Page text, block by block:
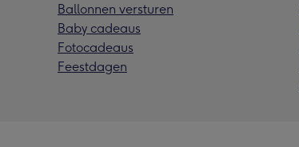
Ballonnen versturen
Baby cadeaus
Fotocadeaus
Feestdagen